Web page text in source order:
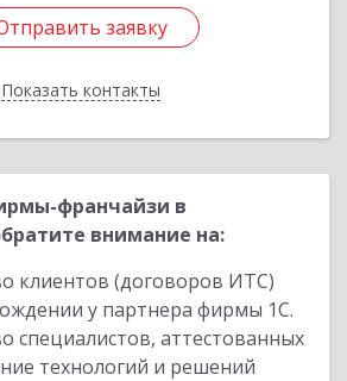
заявку
Показать контакты
заявку
Назад
франчайзи в
внимание на:
клиентов (договоров ИТС)
у партнера фирмы 1С.
специалистов, аттестованных
технологий и решений